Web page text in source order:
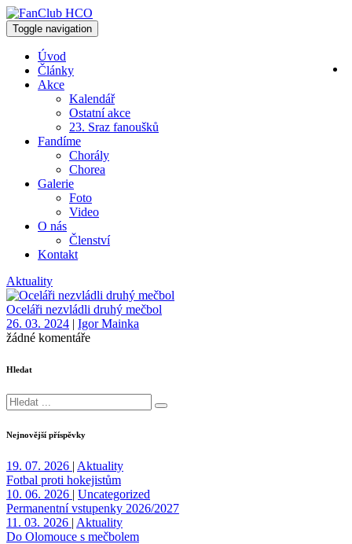
Toggle navigation
Úvod
Články
Akce
Kalendář
Ostatní akce
23. Sraz fanoušků
Fandíme
Chorály
Chorea
Galerie
Foto
Video
O nás
Členství
Kontakt
Aktuality
Oceláři nezvládli druhý mečbol
26. 03. 2024 | Igor Mainka
žádné komentáře
Hledat
Nejnovější příspěvky
19. 07. 2026 | Aktuality
Fotbal proti hokejistům
10. 06. 2026 | Uncategorized
Permanentní vstupenky 2026/2027
11. 03. 2026 | Aktuality
Do Olomouce s mečbolem